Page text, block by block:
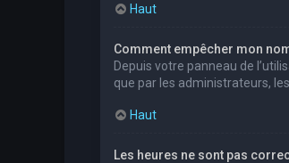
Haut
Comment empêcher mon
Depuis votre panneau de
que par les administrateurs,
Haut
Les heures ne sont pas